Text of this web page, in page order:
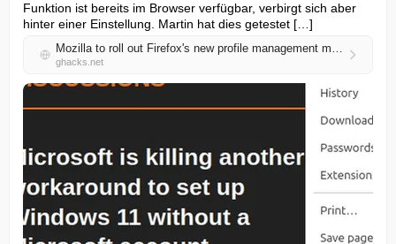
Funktion ist bereits im Browser verfügbar, verbirgt sich aber
hinter einer Einstellung. Martin hat dies getestet […]
Mozilla to roll out Firefox's new profile management menu from next week
ghacks.net